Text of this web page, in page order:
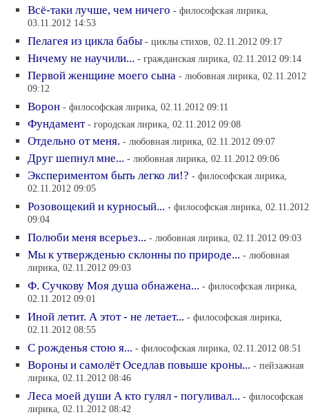
Всё-таки лучше, чем ничего - философская лирика,
03.11.2012 14:53
Пелагея из цикла бабы - циклы стихов, 02.11.2012 09:17
Ничему не научили... - гражданская лирика, 02.11.2012 09:14
Первой женщине моего сына - любовная лирика, 02.11.2012
09:12
Ворон - философская лирика, 02.11.2012 09:11
Фундамент - городская лирика, 02.11.2012 09:08
Отдельно от меня. - любовная лирика, 02.11.2012 09:07
Друг шепнул мне... - любовная лирика, 02.11.2012 09:06
Экспериментом быть легко ли!? - философская лирика,
02.11.2012 09:05
Розовощекий и курносый... - философская лирика, 02.11.2012
09:04
Полюби меня всерьез... - любовная лирика, 02.11.2012 09:03
Мы к утвержденью склонны по природе... - любовная
лирика, 02.11.2012 09:03
Ф. Сучкову Моя душа обнажена... - философская лирика,
02.11.2012 09:01
Иной летит. А этот - не летает... - философская лирика,
02.11.2012 08:55
С рожденья стою я... - философская лирика, 02.11.2012 08:51
Вороны и самолёт Оседлав повыше кроны... - пейзажная
лирика, 02.11.2012 08:46
Леса моей души А кто гулял - погуливал... - философская
лирика, 02.11.2012 08:42